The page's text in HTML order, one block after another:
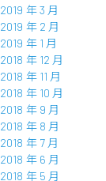
2019 年 3 月
2019 年 2 月
2019 年 1 月
2018 年 12 月
2018 年 11 月
2018 年 10 月
2018 年 9 月
2018 年 8 月
2018 年 7 月
2018 年 6 月
2018 年 5 月